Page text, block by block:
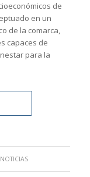
de
en un
de la comarca,
capaces de
para la